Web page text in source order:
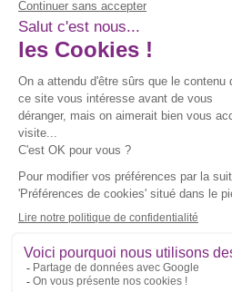
résultats reposent sur des données déclaratives
ADMIS » enregistrés dans les dossiers élèves et les
⁹ 70 % de nos élèves ont d’ailleurs réussi
professionnelle d’auxiliaire de vie. | 97 % de nos
avoir terminé leur formation certifiante d’auxiliaire
présentation du dossier de renouvellement de la
de vie en date du 19/07/024 et ayant passé les
https://www.francecompetences.fr/
**Vous pouvez être recontacté(e) par téléphone,